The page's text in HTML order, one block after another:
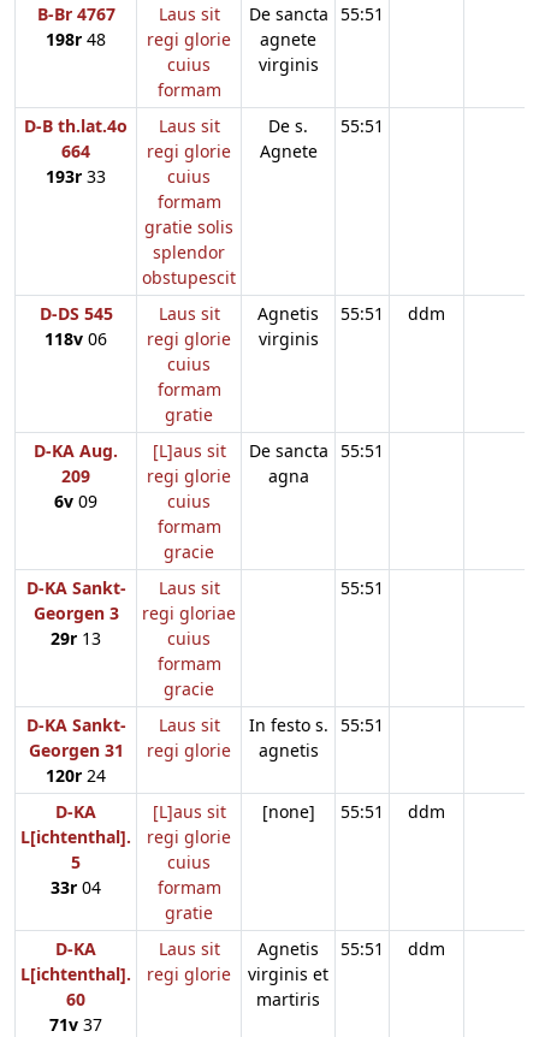
B-Br 4767
198r 48
Laus sit
regi glorie
cuius
formam
De sancta
agnete
virginis
55:51
D-B th.lat.4o
664
193r 33
Laus sit
regi glorie
cuius
formam
gratie solis
splendor
obstupescit
De s.
Agnete
55:51
D-DS 545
118v 06
Laus sit
regi glorie
cuius
formam
gratie
Agnetis
virginis
55:51 ddm
D-KA Aug.
209
6v 09
[L]aus sit
regi glorie
cuius
formam
gracie
De sancta
agna
55:51
D-KA Sankt-
Georgen 3
29r 13
Laus sit
regi gloriae
cuius
formam
gracie
55:51
D-KA Sankt-
Georgen 31
120r 24
Laus sit
regi glorie
In festo s.
agnetis
55:51
D-KA
L[ichtenthal].
5
33r 04
[L]aus sit
regi glorie
cuius
formam
gratie
[none] 55:51 ddm
D-KA
L[ichtenthal].
60
71v 37
Laus sit
regi glorie
Agnetis
virginis et
martiris
55:51 ddm